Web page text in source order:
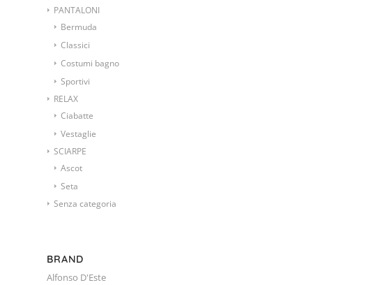
PANTALONI
Bermuda
Classici
Costumi bagno
Sportivi
RELAX
Ciabatte
Vestaglie
SCIARPE
Ascot
Seta
Senza categoria
BRAND
Alfonso D'Este